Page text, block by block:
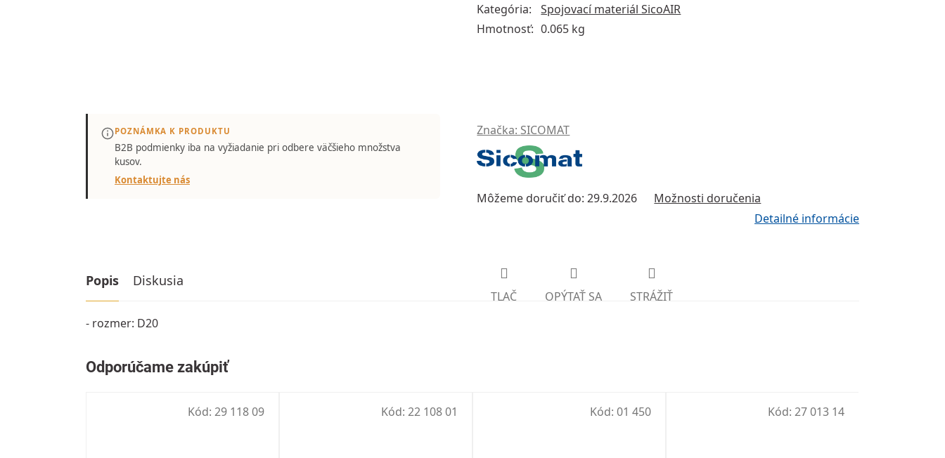
POZNÁMKA K PRODUKTU
B2B podmienky iba na vyžiadanie pri odbere väčšieho množstva
kusov.
Kontaktujte nás
Značka: SICOMAT
Môžeme doručiť do: 29.9.2026 Možnosti doručenia
Detailné informácie
TLAČ OPÝTAŤ SA STRÁŽIŤ
Kategória:
Spojovací materiál SicoAIR
Hmotnosť: 0.065 kg
Popis Diskusia
- rozmer: D20
Kód: 29 118 09 Kód: 22 108 01 Kód: 01 450 Kód: 27 013 14